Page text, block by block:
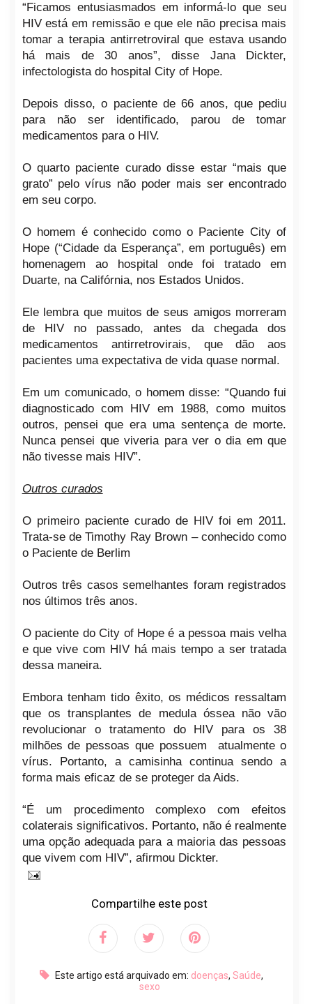
“Ficamos entusiasmados em informá-lo que seu
HIV está em remissão e que ele não precisa mais
tomar a terapia antirretroviral que estava usando
há mais de 30 anos”, disse Jana Dickter,
infectologista do hospital City of Hope.
Depois disso, o paciente de 66 anos, que pediu
para não ser identificado, parou de tomar
medicamentos para o HIV.
O quarto paciente curado disse estar “mais que
grato” pelo vírus não poder mais ser encontrado
em seu corpo.
O homem é conhecido como o Paciente City of
Hope (“Cidade da Esperança”, em português) em
homenagem ao hospital onde foi tratado em
Duarte, na Califórnia, nos Estados Unidos.
Ele lembra que muitos de seus amigos morreram
de HIV no passado, antes da chegada dos
medicamentos antirretrovirais, que dão aos
pacientes uma expectativa de vida quase normal.
Em um comunicado, o homem disse: “Quando fui
diagnosticado com HIV em 1988, como muitos
outros, pensei que era uma sentença de morte.
Nunca pensei que viveria para ver o dia em que
não tivesse mais HIV”.
Outros curados
O primeiro paciente curado de HIV foi em 2011.
Trata-se de Timothy Ray Brown – conhecido como
o Paciente de Berlim
Outros três casos semelhantes foram registrados
nos últimos três anos.
O paciente do City of Hope é a pessoa mais velha
e que vive com HIV há mais tempo a ser tratada
dessa maneira.
Embora tenham tido êxito, os médicos ressaltam
que os transplantes de medula óssea não vão
revolucionar o tratamento do HIV para os 38
milhões de pessoas que possuem atualmente o
vírus. Portanto, a camisinha continua sendo a
forma mais eficaz de se proteger da Aids.
“É um procedimento complexo com efeitos
colaterais significativos. Portanto, não é realmente
uma opção adequada para a maioria das pessoas
que vivem com HIV”, afirmou Dickter.
Compartilhe este post
Este artigo está arquivado em: doenças, Saúde,
sexo